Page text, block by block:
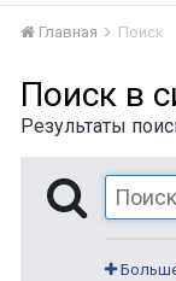
Главная Поиск
Поиск в
Результаты